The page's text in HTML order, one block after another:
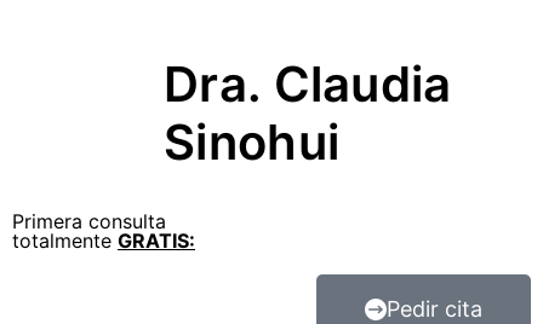
Dra. Claudia
Sinohui
Primera consulta
totalmente GRATIS:
Pedir cita